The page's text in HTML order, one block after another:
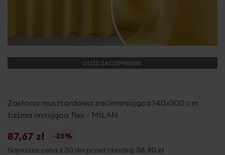
DUŻE ZACIEMNIENIE
Zasłona musztardowa zaciemniająca 140x300 cm
taśma imitująca flex - MILAN
87,67 zł
-25%
Najniższa cena z 30 dni przed obniżką: 116,90 zł